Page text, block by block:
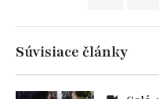
Súvisiace články